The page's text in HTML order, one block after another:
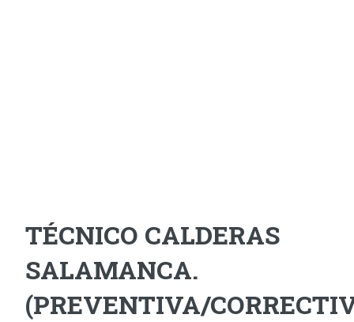
TÉCNICO CALDERAS
SALAMANCA.
(PREVENTIVA/